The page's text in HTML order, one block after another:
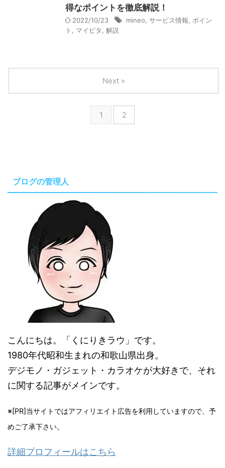
得なポイントを徹底解説！
2022/10/23 mineo サービス情報
ポイン
ト
マイピタ 解説
1 2
Next »
ブログの管理人
こんにちは。「くにりきラウ」です。
1980年代昭和生まれの和歌山県出身。
デジモノ・ガジェット・カラオケが大好きで、それ
に関する記事がメインです。
※[PR]当サイトではアフィリエイト広告を利用していますので、予
めご了承下さい。
詳細プロフィールはこちら